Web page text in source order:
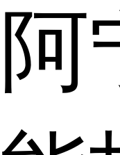
阿